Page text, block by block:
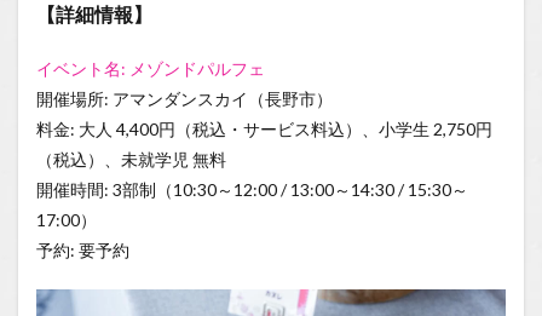
【詳細情報】
イベント名: メゾンドパルフェ
開催場所: アマンダンスカイ（長野市）
料金: 大人 4,400円（税込・サービス料込）、小学生 2,750円
（税込）、未就学児 無料
開催時間: 3部制（10:30～12:00 / 13:00～14:30 / 15:30～
17:00）
予約: 要予約